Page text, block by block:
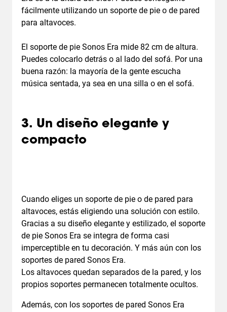
fácilmente utilizando un soporte de pie o de pared
para altavoces.
El soporte de pie Sonos Era mide 82 cm de altura.
Puedes colocarlo detrás o al lado del sofá. Por una
buena razón: la mayoría de la gente escucha
música sentada, ya sea en una silla o en el sofá.
3. Un diseño elegante y
compacto
Cuando eliges un soporte de pie o de pared para
altavoces, estás eligiendo una solución con estilo.
Gracias a su diseño elegante y estilizado, el soporte
de pie Sonos Era se integra de forma casi
imperceptible en tu decoración. Y más aún con los
soportes de pared Sonos Era.
Los altavoces quedan separados de la pared, y los
propios soportes permanecen totalmente ocultos.
Además, con los soportes de pared Sonos Era